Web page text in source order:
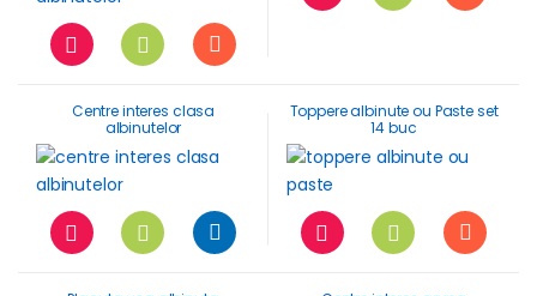
Centre interes clasa
albinutelor
Toppere albinute ou Paste set
14 buc